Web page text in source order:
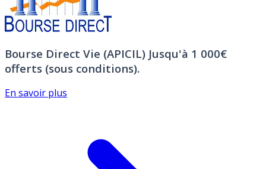
Bourse Direct Vie (APICIL) Jusqu'à 1 000€
offerts (sous conditions).
En savoir plus